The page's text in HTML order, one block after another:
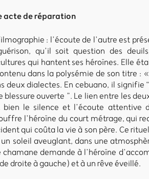
acte de réparation
: l’écoute de l’autre est
qu’il soit question des
qui hantent ses héroïnes. Elle
dans la polysémie de son titre :
dialectes. En cebuano, il signifie
ouverte ”. Le lien entre les
bien le silence et l’écoute attentive
l’héroïne du court métrage, qui
qui coûta la vie à son père. Ce
soleil aveuglant, dans une
demande à l’héroïne
droite à gauche) et à un rêve éveillé.